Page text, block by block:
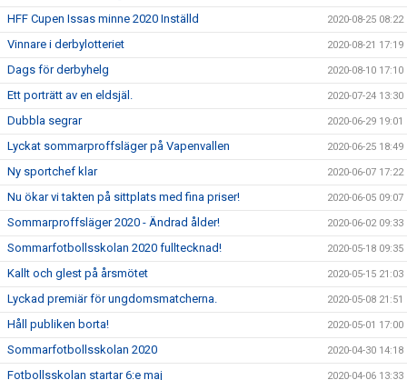
HFF Cupen Issas minne 2020 Inställd 2020-08-25 08:22
Vinnare i derbylotteriet 2020-08-21 17:19
Dags för derbyhelg 2020-08-10 17:10
Ett porträtt av en eldsjäl. 2020-07-24 13:30
Dubbla segrar 2020-06-29 19:01
Lyckat sommarproffsläger på Vapenvallen 2020-06-25 18:49
Ny sportchef klar 2020-06-07 17:22
Nu ökar vi takten på sittplats med fina priser! 2020-06-05 09:07
Sommarproffsläger 2020 - Ändrad ålder! 2020-06-02 09:33
Sommarfotbollsskolan 2020 fulltecknad! 2020-05-18 09:35
Kallt och glest på årsmötet 2020-05-15 21:03
Lyckad premiär för ungdomsmatcherna. 2020-05-08 21:51
Håll publiken borta! 2020-05-01 17:00
Sommarfotbollsskolan 2020 2020-04-30 14:18
Fotbollsskolan startar 6:e maj 2020-04-06 13:33